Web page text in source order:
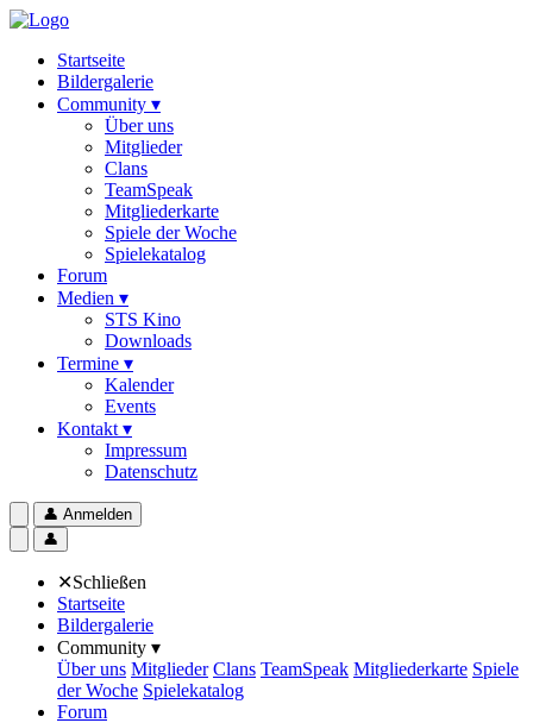
Startseite
Bildergalerie
Community ▾
Über uns
Mitglieder
Clans
TeamSpeak
Mitgliederkarte
Spiele der Woche
Spielekatalog
Forum
Medien ▾
STS Kino
Downloads
Termine ▾
Kalender
Events
Kontakt ▾
Impressum
Datenschutz
👤 Anmelden
👤
✕Schließen
Startseite
Bildergalerie
Community ▾
Über uns Mitglieder Clans TeamSpeak Mitgliederkarte Spiele
der Woche Spielekatalog
Forum